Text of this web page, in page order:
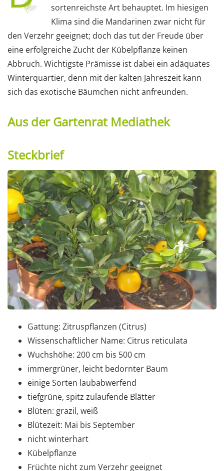
sortenreichste Art behauptet. Im hiesigen
Klima sind die Mandarinen zwar nicht für
den Verzehr geeignet; doch das tut der Freude über
eine erfolgreiche Zucht der Kübelpflanze keinen
Abbruch. Wichtigste Prämisse ist dabei ein adäquates
Winterquartier, denn mit der kalten Jahreszeit kann
sich das exotische Bäumchen nicht anfreunden.
Aus der Gartenrat Mediathek
Steckbrief
Gattung: Zitruspflanzen (Citrus)
Wissenschaftlicher Name: Citrus reticulata
Wuchshöhe: 200 cm bis 500 cm
immergrüner, leicht bedornter Baum
einige Sorten laubabwerfend
tiefgrüne, spitz zulaufende Blätter
Blüten: grazil, weiß
Blütezeit: Mai bis September
nicht winterhart
Kübelpflanze
Früchte nicht zum Verzehr geeignet